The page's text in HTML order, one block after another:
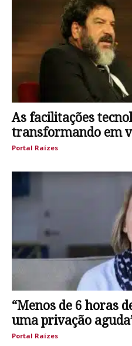
As facilitações
transformando em
Portal Raízes
“Menos de 6 horas
uma privação
Portal Raízes